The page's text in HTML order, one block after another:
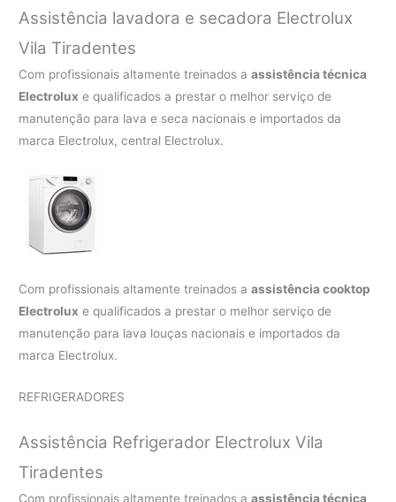
Assistência lavadora e secadora Electrolux
Vila Tiradentes
Com profissionais altamente treinados aassistência técnica
Electrolux e qualificados a prestar o melhor serviço de
manutenção para lava e seca nacionais e importados da
marca Electrolux, central Electrolux.
Com profissionais altamente treinados aassistência cooktop
Electrolux e qualificados a prestar o melhor serviço de
manutenção para lava louças nacionais e importados da
marca Electrolux.
REFRIGERADORES
Assistência Refrigerador Electrolux Vila
Tiradentes
Com profissionais altamente treinados aassistência técnica